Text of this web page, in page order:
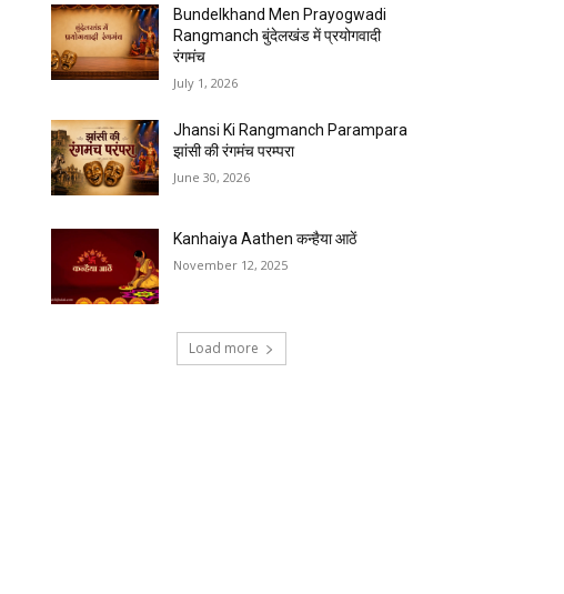
Bundelkhand Men Prayogwadi
Rangmanch बुंदेलखंड में प्रयोगवादी
रंगमंच
July 1, 2026
Jhansi Ki Rangmanch Parampara
झांसी की रंगमंच परम्परा
June 30, 2026
Kanhaiya Aathen कन्हैया आठें
November 12, 2025
Load more